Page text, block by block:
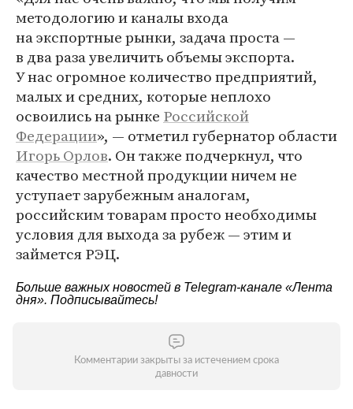
методологию и каналы входа
на экспортные рынки, задача проста —
в два раза увеличить объемы экспорта.
У нас огромное количество предприятий,
малых и средних, которые неплохо
освоились на рынке Российской
Федерации», — отметил губернатор области
Игорь Орлов. Он также подчеркнул, что
качество местной продукции ничем не
уступает зарубежным аналогам,
российским товарам просто необходимы
условия для выхода за рубеж — этим и
займется РЭЦ.
Больше важных новостей в Telegram-канале «Лента
дня». Подписывайтесь!
Комментарии закрыты за истечением срока
давности